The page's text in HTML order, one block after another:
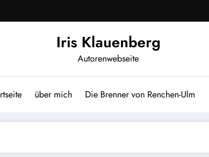
Iris Klauenberg
Autorenwebseite
über mich Die Brenner von Renchen-Ulm